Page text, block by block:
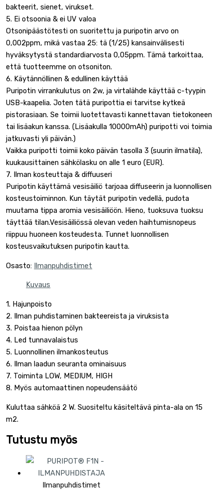
bakteerit, sienet, virukset.
5. Ei otsoonia & ei UV valoa
Otsonipäästötesti on suoritettu ja puripotin arvo on
0,002ppm, mikä vastaa 25: tä (1/25) kansainvälisesti
hyväksytystä standardiarvosta 0,05ppm. Tämä tarkoittaa,
että tuotteemme on otsoniton.
6. Käytännöllinen & edullinen käyttää
Puripotin virrankulutus on 2w, ja virtalähde käyttää c-tyypin
USB-kaapelia. Joten tätä puripottia ei tarvitse kytkeä
pistorasiaan. Se toimii luotettavasti kannettavan tietokoneen
tai lisäakun kanssa. (Lisäakulla 10000mAh) puripotti voi toimia
jatkuvasti yli päivän.)
Vaikka puripotti toimii koko päivän tasolla 3 (suurin ilmatila),
kuukausittainen sähkölasku on alle 1 euro (EUR).
7. Ilman kosteuttaja & diffuuseri
Puripotin käyttämä vesisäiliö tarjoaa diffuseerin ja luonnollisen
kosteustoiminnon. Kun täytät puripotin vedellä, pudota
muutama tippa aromia vesisäiliöön. Hieno, tuoksuva tuoksu
täyttää tilan.Vesisäiliössä olevan veden haihtumisnopeus
riippuu huoneen kosteudesta. Tunnet luonnollisen
kosteusvaikutuksen puripotin kautta.
Osasto: Ilmanpuhdistimet
Kuvaus
1. Hajunpoisto
2. Ilman puhdistaminen bakteereista ja viruksista
3. Poistaa hienon pölyn
4. Led tunnavalaistus
5. Luonnollinen ilmankosteutus
6. Ilman laadun seuranta ominaisuus
7. Toiminta LOW, MEDIUM, HIGH
8. Myös automaattinen nopeudensäätö
Kuluttaa sähköä 2 W. Suositeltu käsiteltävä pinta-ala on 15
m2.
Tutustu myös
Ilmanpuhdistimet